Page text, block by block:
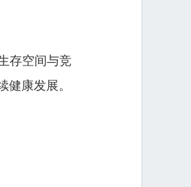
存空间与竞
康发展。